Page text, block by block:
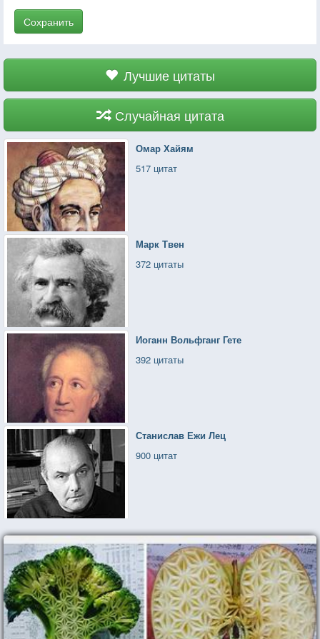
Сохранить
Лучшие цитаты
Случайная цитата
Омар Хайям
517 цитат
Марк Твен
372 цитаты
Иоганн Вольфганг Гете
392 цитаты
Станислав Ежи Лец
900 цитат